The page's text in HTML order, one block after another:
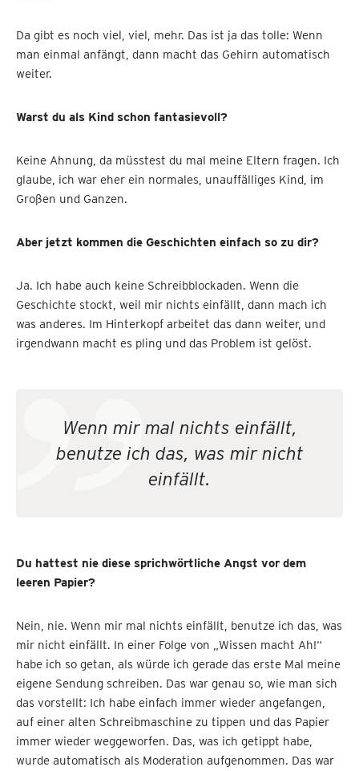
Da gibt es noch viel, viel, mehr. Das ist ja das tolle: Wenn
man einmal anfängt, dann macht das Gehirn automatisch
weiter.
Warst du als Kind schon fantasievoll?
Keine Ahnung, da müsstest du mal meine Eltern fragen. Ich
glaube, ich war eher ein normales, unauffälliges Kind, im
Großen und Ganzen.
Aber jetzt kommen die Geschichten einfach so zu dir?
Ja. Ich habe auch keine Schreibblockaden. Wenn die
Geschichte stockt, weil mir nichts einfällt, dann mach ich
was anderes. Im Hinterkopf arbeitet das dann weiter, und
irgendwann macht es pling und das Problem ist gelöst.
Wenn mir mal nichts einfällt,
benutze ich das, was mir nicht
einfällt.
Du hattest nie diese sprichwörtliche Angst vor dem
leeren Papier?
Nein, nie. Wenn mir mal nichts einfällt, benutze ich das, was
mir nicht einfällt. In einer Folge von „Wissen macht Ah!“
habe ich so getan, als würde ich gerade das erste Mal meine
eigene Sendung schreiben. Das war genau so, wie man sich
das vorstellt: Ich habe einfach immer wieder angefangen,
auf einer alten Schreibmaschine zu tippen und das Papier
immer wieder weggeworfen. Das, was ich getippt habe,
wurde automatisch als Moderation aufgenommen. Das war